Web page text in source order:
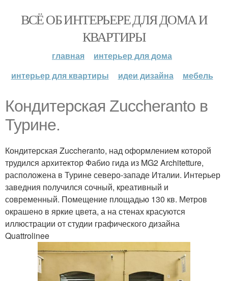
ВСЁ ОБ ИНТЕРЬЕРЕ ДЛЯ ДОМА И
КВАРТИРЫ
главная
интерьер для дома
интерьер для квартиры
идеи дизайна мебель
Кондитерская Zuccheranto в
Турине.
Кондитерская Zuccheranto, над оформлением которой
трудился архитектор Фабио гида из MG2 Architetture,
расположена в Турине северо-западе Италии. Интерьер
заведния получился сочный, креативный и
современный. Помещение площадью 130 кв. Метров
окрашено в яркие цвета, а на стенах красуются
иллюстрации от студии графического дизайна
Quattrolinee